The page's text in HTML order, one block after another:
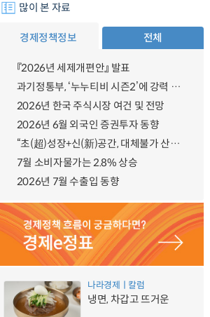
많이 본 자료
경제정책정보 전체
『2026년 세제개편안』 발표
과기정통부, ‘누누티비 시즌2’에 강력 대응 의지 밝혀
2026년 한국 주식시장 여건 및 전망
2026년 6월 외국인 증권투자 동향
“초(超)성장+신(新)공간, 대체불가 산업강국”
7월 소비자물가는 2.8% 상승
2026년 7월 수출입 동향
나라경제ㅣ칼럼
냉면, 차갑고 뜨거운